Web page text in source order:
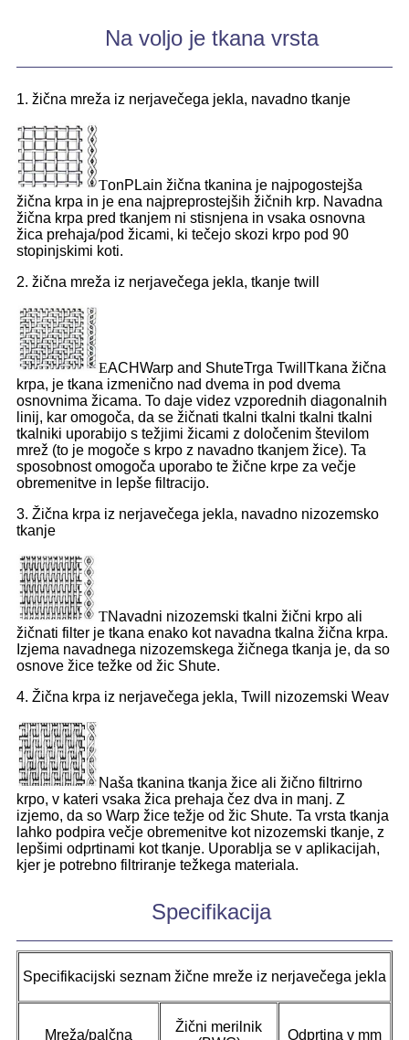
Na voljo je tkana vrsta
1. žična mreža iz nerjavečega jekla, navadno tkanje
TonP Lain žična tkanina je najpogostejša
žična krpa in je ena najpreprostejših žičnih krp. Navadna
žična krpa pred tkanjem ni stisnjena in vsaka osnovna
žica prehaja/pod žicami, ki tečejo skozi krpo pod 90
stopinjskimi koti.
2. žična mreža iz nerjavečega jekla, tkanje twill
EACHWarp and ShuteTrga Twill Tkana žična
krpa, je tkana izmenično nad dvema in pod dvema
osnovnima žicama. To daje videz vzporednih diagonalnih
linij, kar omogoča, da se žičnati tkalni tkalni tkalni tkalni
tkalniki uporabijo s težjimi žicami z določenim številom
mrež (to je mogoče s krpo z navadno tkanjem žice). Ta
sposobnost omogoča uporabo te žične krpe za večje
obremenitve in lepše filtracijo.
3. Žična krpa iz nerjavečega jekla, navadno nizozemsko
tkanje
TNavadni nizozemski tkalni žični krpo ali
žičnati filter je tkana enako kot navadna tkalna žična krpa.
Izjema navadnega nizozemskega žičnega tkanja je, da so
osnove žice težke od žic Shute.
4. Žična krpa iz nerjavečega jekla, Twill nizozemski Weav
Naša tkanina tkanja žice ali žično filtrirno
krpo, v kateri vsaka žica prehaja čez dva in manj. Z
izjemo, da so Warp žice težje od žic Shute. Ta vrsta tkanja
lahko podpira večje obremenitve kot nizozemski tkanje, z
lepšimi odprtinami kot tkanje. Uporablja se v aplikacijah,
kjer je potrebno filtriranje težkega materiala.
Specifikacija
Specifikacijski seznam žične mreže iz nerjavečega jekla
Mreža/palčna
Žični merilnik
Odprtina v mm